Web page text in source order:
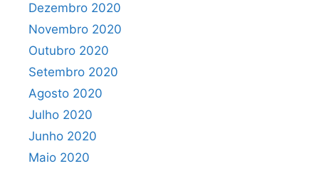
Dezembro 2020
Novembro 2020
Outubro 2020
Setembro 2020
Agosto 2020
Julho 2020
Junho 2020
Maio 2020